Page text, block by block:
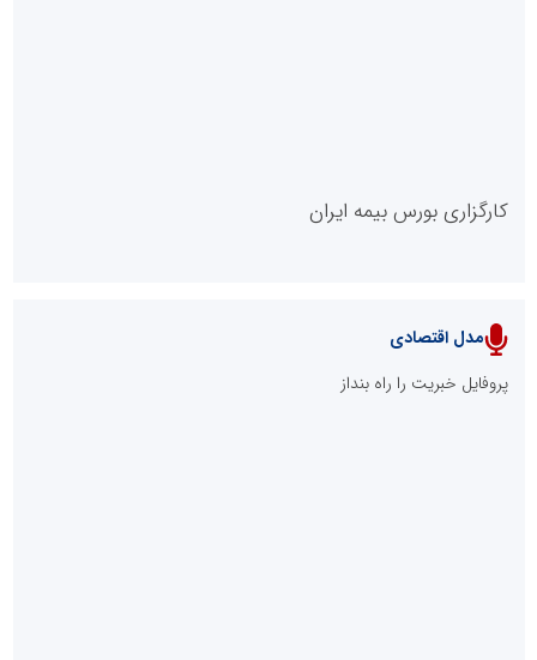
پایگاه خبری نهضت ملی مسکن
کارگزاری بورس بیمه ایران
مدل اقتصادی
پروفایل خبریت را راه بنداز